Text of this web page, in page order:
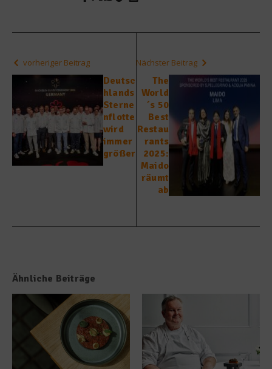
vorheriger Beitrag
Deutsc
hlands
Sterne
nflotte
wird
immer
größer
Nächster Beitrag
The
World
´s 50
Best
Restau
rants
2025:
Maido
räumt
ab
Ähnliche Beiträge